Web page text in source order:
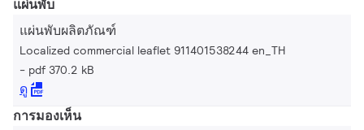
แผ่นพับ
แผ่นพับผลิตภัณฑ์
Localized commercial leaflet 911401538244 en_TH
pdf 370.2 kB
ดู
การมองเห็น